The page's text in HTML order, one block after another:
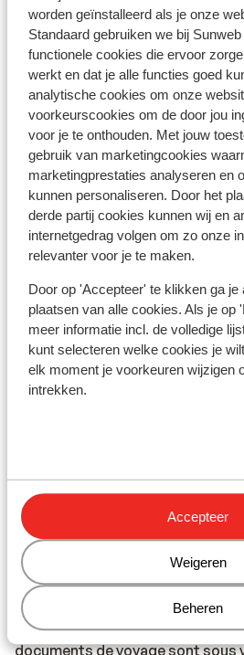
worden geïnstalleerd als je onze
Standaard gebruiken we bij
functionele cookies die ervoor
werkt en dat je alle functies goed
analytische cookies om onze
voorkeurscookies om de door jou
voor je te onthouden. Met jouw
gebruik van marketingcookies
marketingprestaties analyseren en
kunnen personaliseren. Door het
derde partij cookies kunnen wij en
internetgedrag volgen om zo onze
relevanter voor je te maken.
Door op 'Accepteer' te klikken ga je
plaatsen van alle cookies. Als je op
meer informatie incl. de volledige
kunt selecteren welke cookies je
elk moment je voorkeuren wijzigen
intrekken.
Accepteer
Weigeren
Beheren
Belgique, sauf sur les îles
Langue
La langue officielle est
Monnaie
La monnaie officielle est l’euro.
par carte bancaire en Espagne et
Pourboires
Il est habituel en Espagne de
pourboires.
Norme électrique
Comme dans la majorité des
varie entre 220 et 240 V. Un
transformateur/adaptateur n'est
Numéro d’urgence
Le numéro d’urgence en
police, d’ambulance et incendie
Documents de voyage
Vous devez être en possession
d’une carte d’identité en cours
documents de voyage sont sous